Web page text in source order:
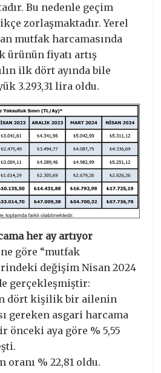
Bu nedenle geçim
zorlaşmaktadır. Yerel
mutfak harcamasında
ürünün fiyatı artış
ilk dört ayında bile
3.293,31 lira oldu.
her ay artıyor
göre “mutfak
değişim Nisan 2024
gerçekleşmiştir:
dört kişilik bir ailenin
gereken asgari harcama
önceki aya göre % 5,55
oranı % 22,81 oldu.